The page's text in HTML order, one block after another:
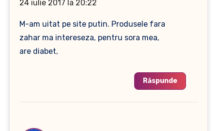
24 iulie 2017 la 20:22
M-am uitat pe site putin. Produsele fara
zahar ma intereseza, pentru sora mea,
are diabet,
Răspunde